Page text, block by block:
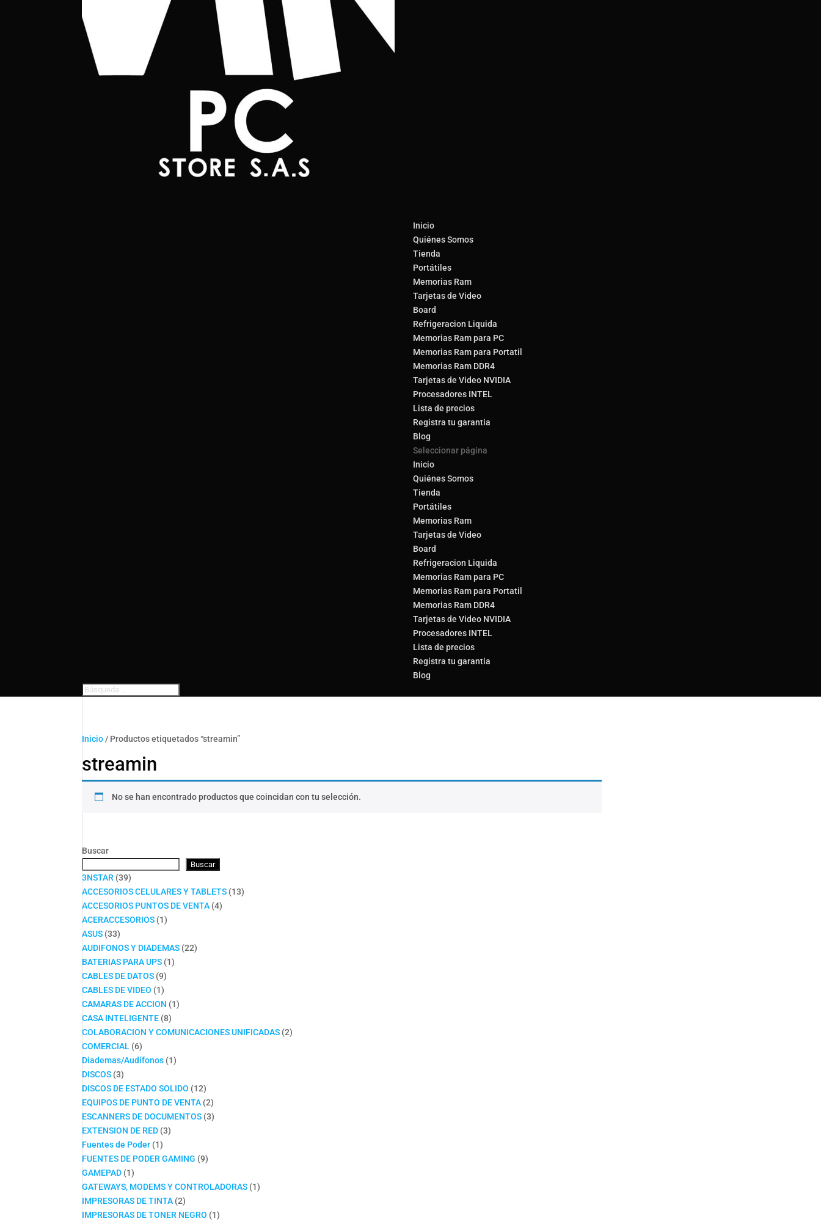
Inicio
Quiénes Somos
Tienda
Portátiles
Memorias Ram
Tarjetas de Video
Board
Refrigeracion Liquida
Memorias Ram para PC
Memorias Ram para Portatil
Memorias Ram DDR4
Tarjetas de Video NVIDIA
Procesadores INTEL
Lista de precios
Registra tu garantia
Blog
Seleccionar página
Inicio
Quiénes Somos
Tienda
Portátiles
Memorias Ram
Tarjetas de Video
Board
Refrigeracion Liquida
Memorias Ram para PC
Memorias Ram para Portatil
Memorias Ram DDR4
Tarjetas de Video NVIDIA
Procesadores INTEL
Lista de precios
Registra tu garantia
Blog
Inicio / Productos etiquetados “streamin”
streamin
No se han encontrado productos que coincidan con tu selección.
Buscar
Buscar
3NSTAR 3939
productos
ACCESORIOS CELULARES Y TABLETS 1313
ACCESORIOS PUNTOS DE VENTA 44
ACERACCESORIOS 11
ASUS 3333
productos
AUDIFONOS Y DIADEMAS 2222
BATERIAS PARA UPS 11
CABLES DE DATOS 99
productos
CABLES DE VIDEO 11
producto
CAMARAS DE ACCION 11
CASA INTELIGENTE 88
productos
COLABORACION Y COMUNICACIONES UNIFICADAS 22
COMERCIAL 66
productos
Diademas/Audífonos 11
DISCOS 33
productos
DISCOS DE ESTADO SOLIDO 1212
productos
EQUIPOS DE PUNTO DE VENTA 22
productos
ESCANNERS DE DOCUMENTOS 33
EXTENSION DE RED 33
Fuentes de Poder 11
producto
FUENTES DE PODER GAMING 99
GAMEPAD 11
producto
GATEWAYS, MODEMS Y CONTROLADORAS 11
IMPRESORAS DE TINTA 22
productos
IMPRESORAS DE TONER NEGRO 11